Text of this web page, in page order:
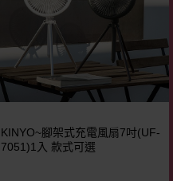
KINYO~腳架式充電風扇7吋(UF-
7051)1入 款式可選